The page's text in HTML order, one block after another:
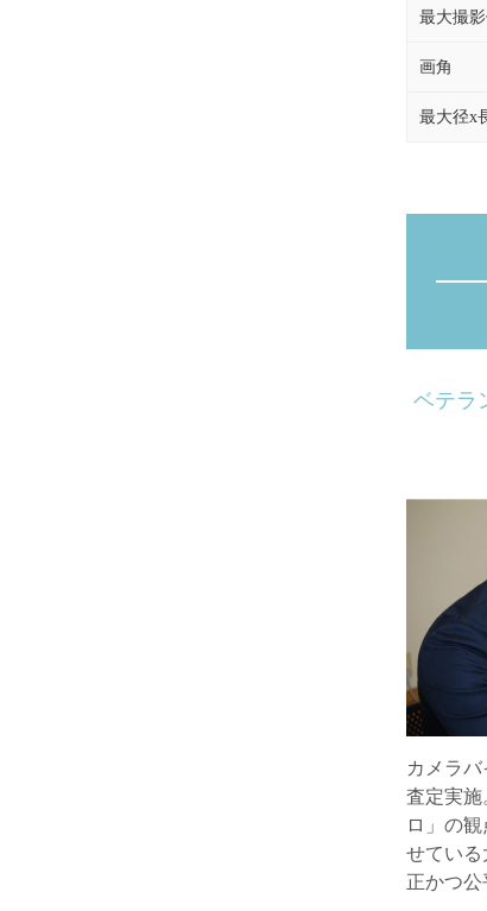
最大撮
画角
最大径x
ベテラ
カメラ
査定実施
ロ」の
せている
正かつ公